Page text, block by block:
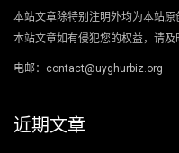
本站文章除特别注明外均为本站原
本站文章如有侵犯您的权益，请及
电邮：contact@uyghurbiz.org
近期文章